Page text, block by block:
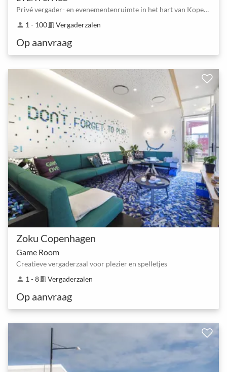
Privé vergader- en evenementenruimte in het hart van Kopenhagen
person 1 - 100meeting_room Vergaderzalen
Op aanvraag
Zoku Copenhagen
Game Room
Creatieve vergaderzaal voor plezier en spelletjes
person 1 - 8meeting_room Vergaderzalen
Op aanvraag